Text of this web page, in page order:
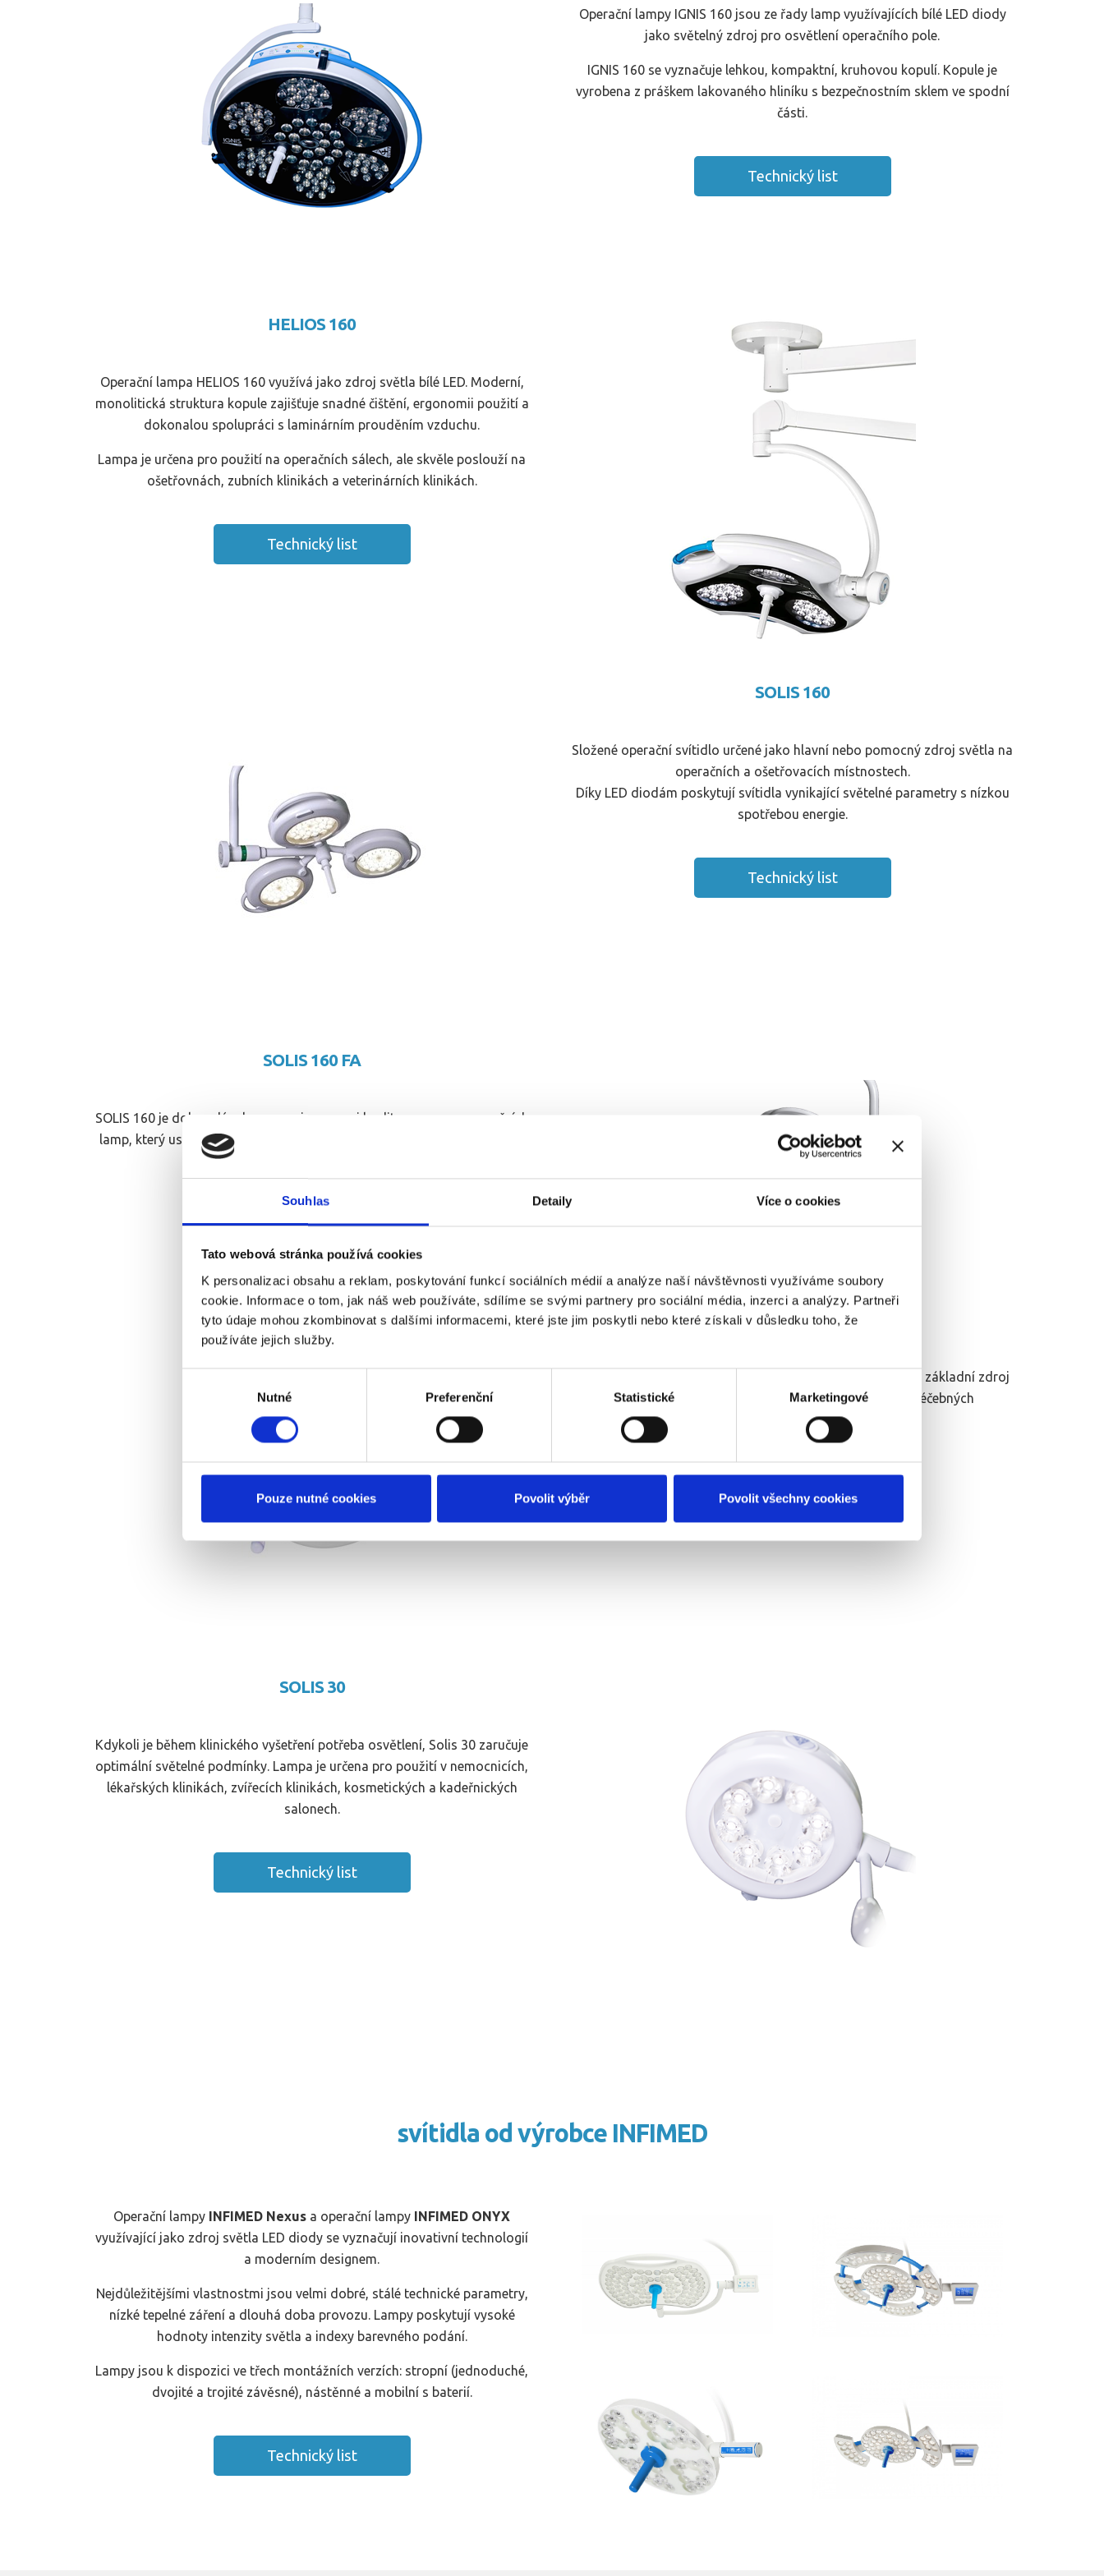
Souhlas Detaily Více o cookies
Tato webová stránka používá cookies
K personalizaci obsahu a reklam, poskytování funkcí sociálních médií a analýze naší návštěvnosti využíváme soubory
cookie. Informace o tom, jak náš web používáte, sdílíme se svými partnery pro sociální média, inzerci a analýzy. Partneři
tyto údaje mohou zkombinovat s dalšími informacemi, které jste jim poskytli nebo které získali v důsledku toho, že
používáte jejich služby.
Nutné Preferenční Statistické Marketingové
Pouze nutné cookies Povolit výběr Povolit všechny cookies
Operační lampy IGNIS 160 jsou ze řady lamp využívajících bílé LED diody
jako světelný zdroj pro osvětlení operačního pole.
IGNIS 160 se vyznačuje lehkou, kompaktní, kruhovou kopulí. Kopule je
vyrobena z práškem lakovaného hliníku s bezpečnostním sklem ve spodní
části.
Technický list
HELIOS 160
Operační lampa HELIOS 160 využívá jako zdroj světla bílé LED. Moderní,
monolitická struktura kopule zajišťuje snadné čištění, ergonomii použití a
dokonalou spolupráci s laminárním prouděním vzduchu.
Lampa je určena pro použití na operačních sálech, ale skvěle poslouží na
ošetřovnách, zubních klinikách a veterinárních klinikách.
Technický list
SOLIS 160
Složené operační svítidlo určené jako hlavní nebo pomocný zdroj světla na
operačních a ošetřovacích místnostech.
Díky LED diodám poskytují svítidla vynikající světelné parametry s nízkou
spotřebou energie.
Technický list
SOLIS 160 FA
SOLIS 160 je dokonalým kompromisem mezi kvalitou a cenou operačních
lamp, který uspokojí i toho nejnáročnějšího uživatele. Kulatý tvar kopule
umožňuje přesnou povrchovou dezinfekci.
SOLIS 60
Operační lampy řady SOLIS 60 jsou určeny pro použití jako základní zdroj
osvětlení při diagnostice a výkonech v lékařských a léčebných
místnostech.
SOLIS 30
Kdykoli je během klinického vyšetření potřeba osvětlení, Solis 30 zaručuje
optimální světelné podmínky. Lampa je určena pro použití v nemocnicích,
lékařských klinikách, zvířecích klinikách, kosmetických a kadeřnických
salonech.
Technický list
svítidla od výrobce INFIMED
Operační lampy INFIMED Nexus a operační lampy INFIMED ONYX
využívající jako zdroj světla LED diody se vyznačují inovativní technologií
a moderním designem.
Nejdůležitějšími vlastnostmi jsou velmi dobré, stálé technické parametry,
nízké tepelné záření a dlouhá doba provozu. Lampy poskytují vysoké
hodnoty intenzity světla a indexy barevného podání.
Lampy jsou k dispozici ve třech montážních verzích: stropní (jednoduché,
dvojité a trojité závěsné), nástěnné a mobilní s baterií.
Technický list